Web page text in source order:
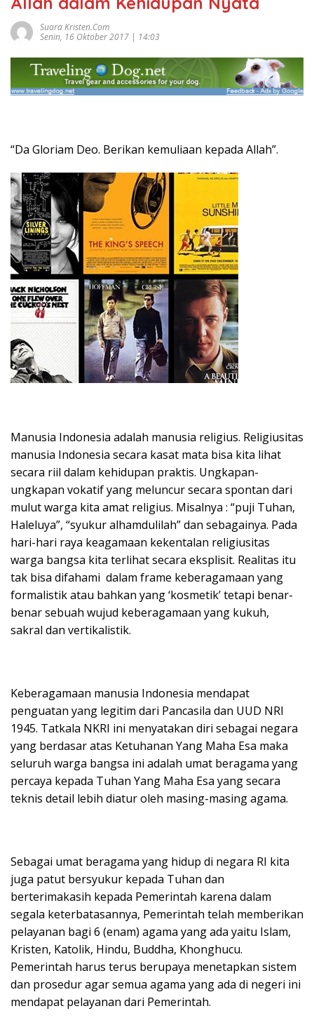
Suara Kristen.com
Senin, 16 Oktober 2017 | 14:03
“Da Gloriam Deo. Berikan kemuliaan kepada Allah”.
Manusia Indonesia adalah manusia religius. Religiusitas
manusia Indonesia secara kasat mata bisa kita lihat
secara riil dalam kehidupan praktis. Ungkapan-
ungkapan vokatif yang meluncur secara spontan dari
mulut warga kita amat religius. Misalnya : “puji Tuhan,
Haleluya”, “syukur alhamdulilah” dan sebagainya. Pada
hari-hari raya keagamaan kekentalan religiusitas
warga bangsa kita terlihat secara eksplisit. Realitas itu
tak bisa difahami dalam frame keberagamaan yang
formalistik atau bahkan yang ‘kosmetik’ tetapi benar-
benar sebuah wujud keberagamaan yang kukuh,
sakral dan vertikalistik.
Keberagamaan manusia Indonesia mendapat
penguatan yang legitim dari Pancasila dan UUD NRI
1945. Tatkala NKRI ini menyatakan diri sebagai negara
yang berdasar atas Ketuhanan Yang Maha Esa maka
seluruh warga bangsa ini adalah umat beragama yang
percaya kepada Tuhan Yang Maha Esa yang secara
teknis detail lebih diatur oleh masing-masing agama.
Sebagai umat beragama yang hidup di negara RI kita
juga patut bersyukur kepada Tuhan dan
berterimakasih kepada Pemerintah karena dalam
segala keterbatasannya, Pemerintah telah memberikan
pelayanan bagi 6 (enam) agama yang ada yaitu Islam,
Kristen, Katolik, Hindu, Buddha, Khonghucu.
Pemerintah harus terus berupaya menetapkan sistem
dan prosedur agar semua agama yang ada di negeri ini
mendapat pelayanan dari Pemerintah.